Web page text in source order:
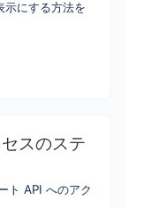
示にする方法を
スのステ
ト API へのアク